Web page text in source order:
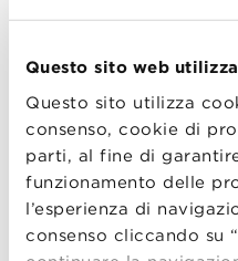
Questo sito web
Questo sito utilizza
consenso, cookie di
parti, al fine di
funzionamento delle
l’esperienza di
consenso cliccando su
Continuare a pensare
momento in cui pensi
completamente il
acquisito. Devi allora
dividere la tua azienda
E’ il problema che
qualche anno fa: per